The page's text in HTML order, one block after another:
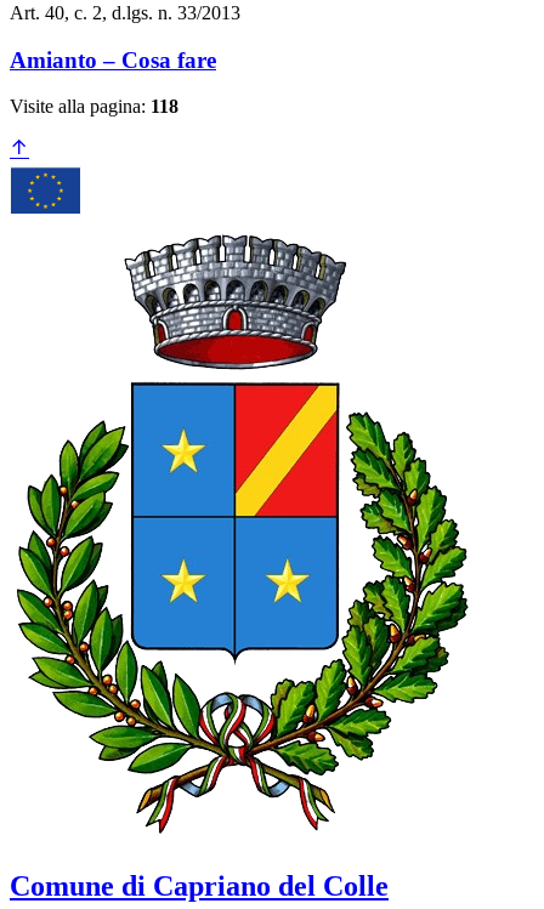
Art. 40, c. 2, d.lgs. n. 33/2013
Amianto – Cosa fare
Visite alla pagina: 118
Comune di Capriano del Colle